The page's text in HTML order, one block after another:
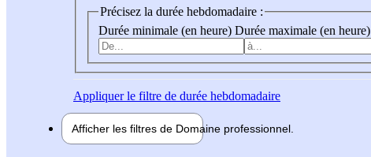
Précisez la durée hebdomadaire :
Durée minimale (en heure) Durée maximale (en heure)
Appliquerle filtre de durée hebdomadaire
Afficher les filtres de Domaine professionnel